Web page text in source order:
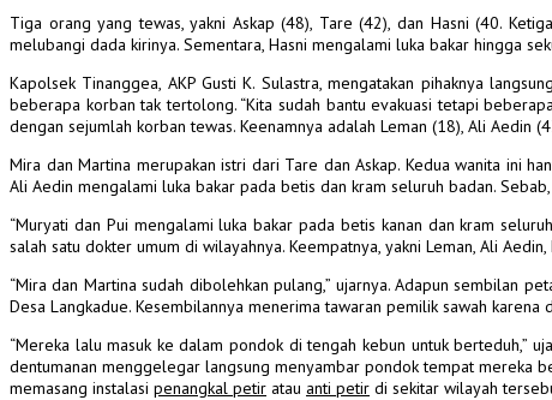
Tiga orang yang tewas, yakni Askap (48), Tare (42), dan Hasni (40.
melubangi dada kirinya. Sementara, Hasni mengalami luka bakar hingga
Kapolsek Tinanggea, AKP Gusti K. Sulastra, mengatakan pihaknya
beberapa korban tak tertolong. “Kita sudah bantu evakuasi tetapi
dengan sejumlah korban tewas. Keenamnya adalah Leman (18), Ali Aedin
Mira dan Martina merupakan istri dari Tare dan Askap. Kedua wanita ini
Ali Aedin mengalami luka bakar pada betis dan kram seluruh badan.
“Muryati dan Pui mengalami luka bakar pada betis kanan dan kram
salah satu dokter umum di wilayahnya. Keempatnya, yakni Leman, Ali Aedin,
“Mira dan Martina sudah dibolehkan pulang,” ujarnya.Adapun sembilan
Desa Langkadue. Kesembilannya menerima tawaran pemilik sawah karena
“Mereka lalu masuk ke dalam pondok di tengah kebun untuk berteduh,”
dentumanan menggelegar langsung menyambar pondok tempat mereka
memasang instalasi penangkal petir atau anti petir di sekitar wilayah